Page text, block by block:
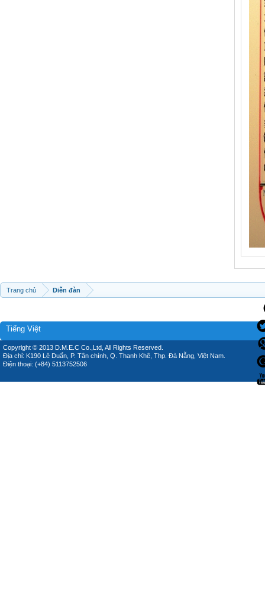
Trang chủ Diễn đàn
Tiếng Việt
Copyright © 2013 D.M.E.C Co.,Ltd, All Rights Reserved.
Địa chỉ: K190 Lê Duẩn, P. Tân chính, Q. Thanh Khê, Thp. Đà Nẵng, Việt Nam.
Điện thoại: (+84) 5113752506